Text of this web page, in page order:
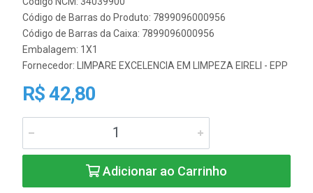
Código de Barras do Produto: 7899096000956
Código de Barras da Caixa: 7899096000956
Embalagem: 1X1
Fornecedor: LIMPARE EXCELENCIA EM LIMPEZA EIRELI - EPP
R$ 42,80
Adicionar ao Carrinho